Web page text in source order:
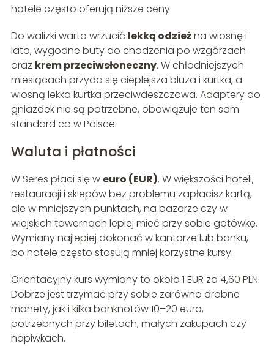
hotele często oferują niższe ceny.
Do walizki warto wrzucić lekką odzieżna wiosnę i
lato, wygodne buty do chodzenia po wzgórzach
oraz krem przeciwsłoneczny. W chłodniejszych
miesiącach przyda się cieplejsza bluza i kurtka, a
wiosną lekka kurtka przeciwdeszczowa. Adaptery do
gniazdek nie są potrzebne, obowiązuje ten sam
standard co w Polsce.
Waluta i płatności
W Seres płaci się w euro (EUR). W większości hoteli,
restauracji i sklepów bez problemu zapłacisz kartą,
ale w mniejszych punktach, na bazarze czy w
wiejskich tawernach lepiej mieć przy sobie gotówkę.
Wymiany najlepiej dokonać w kantorze lub banku,
bo hotele często stosują mniej korzystne kursy.
Orientacyjny kurs wymiany to około 1 EUR za 4,60 PLN.
Dobrze jest trzymać przy sobie zarówno drobne
monety, jak i kilka banknotów 10–20 euro,
potrzebnych przy biletach, małych zakupach czy
napiwkach.